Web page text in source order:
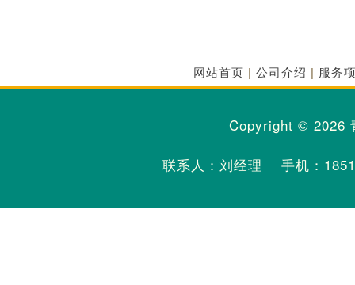
网站首页 | 公司介绍 | 服务
Copyright © 2026
联系人：刘经理 手机：